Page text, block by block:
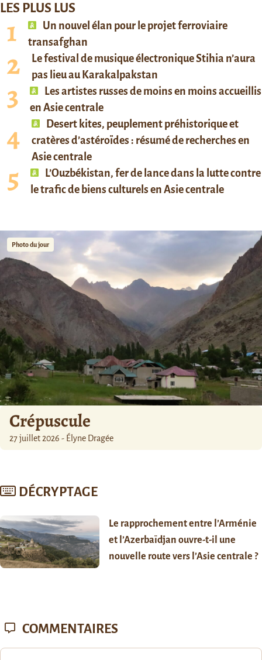
LES PLUS LUS
Un nouvel élan pour le projet ferroviaire
transafghan
Le festival de musique électronique Stihia n’aura
pas lieu au Karakalpakstan
Les artistes russes de moins en moins accueillis
en Asie centrale
Desert kites, peuplement préhistorique et
cratères d’astéroïdes : résumé de recherches en
Asie centrale
L’Ouzbékistan, fer de lance dans la lutte contre
le trafic de biens culturels en Asie centrale
Photo du jour
Crépuscule
27 juillet 2026 - Élyne Dragée
DÉCRYPTAGE
Le rapprochement entre l’Arménie
et l’Azerbaïdjan ouvre-t-il une
nouvelle route vers l’Asie centrale ?
COMMENTAIRES